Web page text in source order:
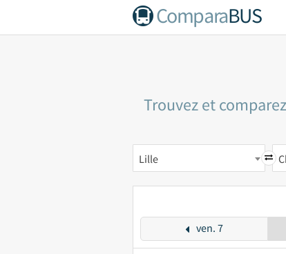
ComparaBUS
Trouvez et
Lille
ven. 7